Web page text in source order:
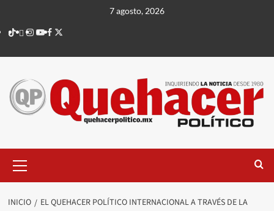
contenido
7 agosto, 2026
TikTok
threads
Instagram
Youtube
Facebook
X
principal
INICIO
EL QUEHACER POLÍTICO INTERNACIONAL A TRAVÉS DE LA